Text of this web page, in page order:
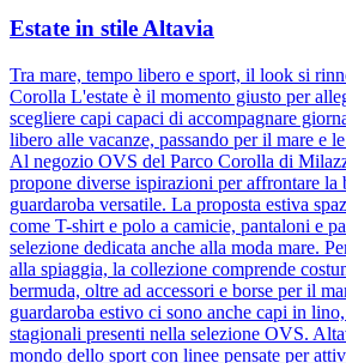
Estate in stile Altavia
Tra mare, tempo libero e sport, il look si
Corolla L'estate è il momento giusto per
scegliere capi capaci di accompagnare
libero alle vacanze, passando per il mare e
Al negozio OVS del Parco Corolla di
propone diverse ispirazioni per affrontare la
guardaroba versatile. La proposta estiva
come T-shirt e polo a camicie, pantaloni e
selezione dedicata anche alla moda mare.
alla spiaggia, la collezione comprende
bermuda, oltre ad accessori e borse per il
guardaroba estivo ci sono anche capi in
stagionali presenti nella selezione OVS.
mondo dello sport con linee pensate per